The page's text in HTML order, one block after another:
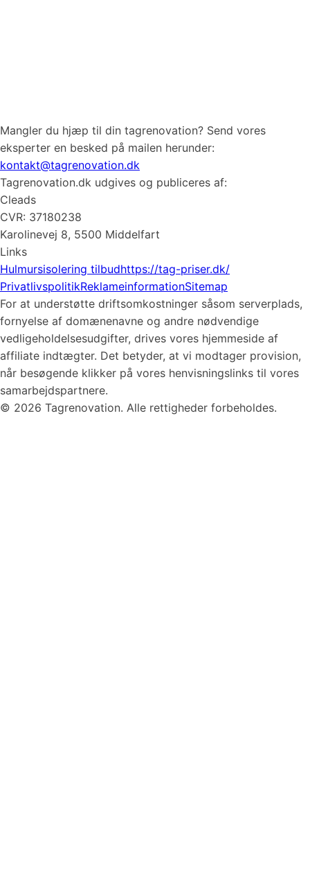
Mangler du hjæp til din tagrenovation? Send vores
eksperter en besked på mailen herunder:
kontakt@tagrenovation.dk
Tagrenovation.dk udgives og publiceres af:
Cleads
CVR: 37180238
Karolinevej 8, 5500 Middelfart
Links
Hulmursisolering tilbudhttps://tag-priser.dk/
PrivatlivspolitikReklameinformationSitemap
For at understøtte driftsomkostninger såsom serverplads,
fornyelse af domænenavne og andre nødvendige
vedligeholdelsesudgifter, drives vores hjemmeside af
affiliate indtægter. Det betyder, at vi modtager provision,
når besøgende klikker på vores henvisningslinks til vores
samarbejdspartnere.
© 2026 Tagrenovation. Alle rettigheder forbeholdes.